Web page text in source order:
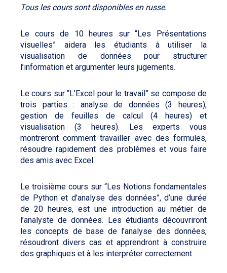
Tous les cours sont disponibles en russe.
Le cours de 10 heures sur “Les Présentations
visuelles” aidera les étudiants à utiliser la
visualisation de données pour structurer
l’information et argumenter leurs jugements.
Le cours sur “L’Excel pour le travail” se compose de
trois parties : analyse de données (3 heures),
gestion de feuilles de calcul (4 heures) et
visualisation (3 heures). Les experts vous
montreront comment travailler avec des formules,
résoudre rapidement des problèmes et vous faire
des amis avec Excel.
Le troisième cours sur “Les Notions fondamentales
de Python et d’analyse des données”, d’une durée
de 20 heures, est une introduction au métier de
l’analyste de données. Les étudiants découvriront
les concepts de base de l’analyse des données,
résoudront divers cas et apprendront à construire
des graphiques et à les interpréter correctement.